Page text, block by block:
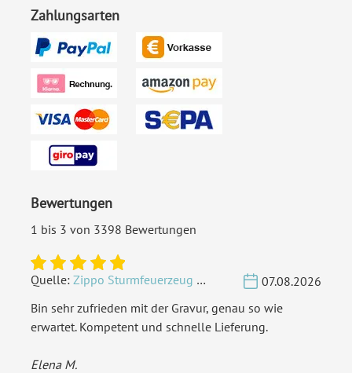
Zahlungsarten
Bewertungen
1 bis 3 von 3398 Bewertungen
Quelle: Zippo Sturmfeuerzeug Chrom - Verzierte Initialen
07.08.2026
Bin sehr zufrieden mit der Gravur, genau so wie
erwartet. Kompetent und schnelle Lieferung.
Elena M.